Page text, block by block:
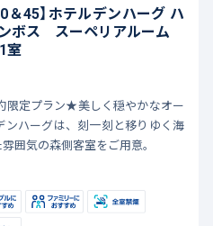
＆45】ホテルデンハーグ ハ
ボス スーペリアルーム
室
限定プラン★美しく穏やかなオー
ハーグは、刻一刻と移りゆく海
囲気の森側客室をご用意。